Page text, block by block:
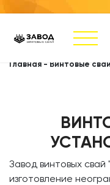
Главная - Винтовые
​Завод винтовых свай
изготовление